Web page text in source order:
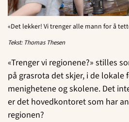
«Det lekker! Vi trenger alle mann for å
Tekst: Thomas Thesen
«Trenger vi regionene?» stilles
på grasrota det skjer, i de lokale
menighetene og skolene. Det
er det hovedkontoret som har
regionen?